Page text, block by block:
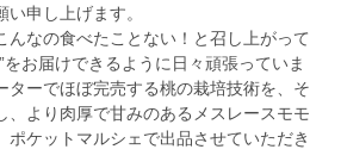
申し上げます。
なの食べたことない！と召し上がって
をお届けできるように日々頑張っていま
ターでほぼ完売する桃の栽培技術を、そ
、より肉厚で甘みのあるメスレースモモ
ポケットマルシェで出品させていただき